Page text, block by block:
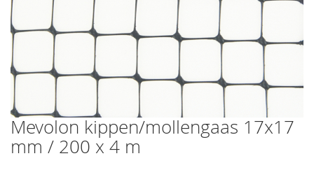
Ga
naar
het
Mevolon kippen/mollengaas 17x17
mm / 200 x 4 m